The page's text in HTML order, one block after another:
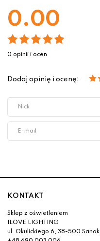
0.00
0 opinii i ocen
Dodaj opinię i ocenę:
KONTAKT
Sklep z oświetleniem
ILOVE LIGHTING
ul. Okulickiego 6, 38-500 Sanok